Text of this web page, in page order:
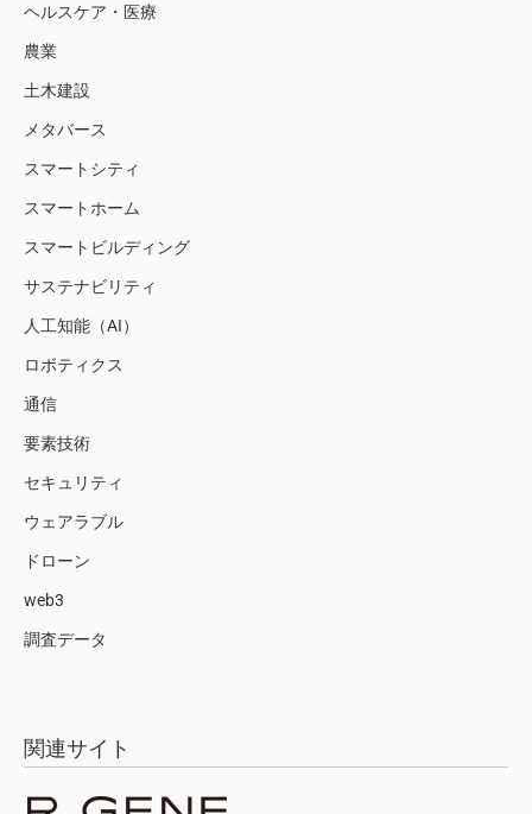
ヘルスケア・医療
農業
土木建設
メタバース
スマートシティ
スマートホーム
スマートビルディング
サステナビリティ
人工知能（AI）
ロボティクス
通信
要素技術
セキュリティ
ウェアラブル
ドローン
web3
調査データ
関連サイト